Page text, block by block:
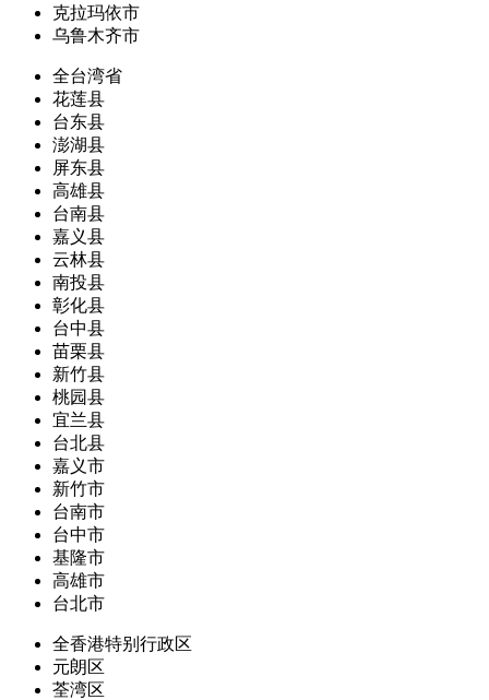
克拉玛依市
乌鲁木齐市
全台湾省
花莲县
台东县
澎湖县
屏东县
高雄县
台南县
嘉义县
云林县
南投县
彰化县
台中县
苗栗县
新竹县
桃园县
宜兰县
台北县
嘉义市
新竹市
台南市
台中市
基隆市
高雄市
台北市
全香港特别行政区
元朗区
荃湾区